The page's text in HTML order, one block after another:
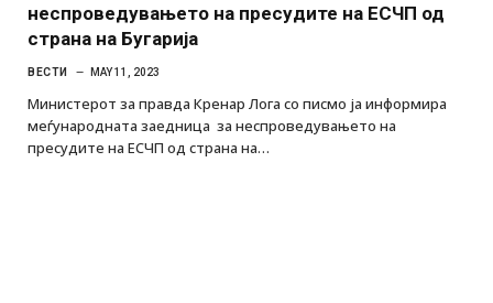
неспроведувањето на пресудите на ЕСЧП од
страна на Бугарија
ВЕСТИ MAY 11, 2023
Министерот за правда Кренар Лога со писмо ја информира
меѓународната заедница за неспроведувањето на
пресудите на ЕСЧП од страна на…